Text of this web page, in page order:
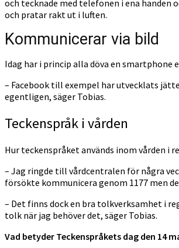
och tecknade med telefonen i ena handen
och pratar rakt ut i luften.
Kommunicerar via bild
Idag har i princip alla döva en smartphone
– Facebook till exempel har utvecklats
egentligen, säger Tobias.
Teckenspråk i vården
Hur teckenspråket används inom vården i
– Jag ringde till vårdcentralen för några
försökte kommunicera genom 1177 men
– Det finns dock en bra tolkverksamhet i
tolk när jag behöver det, säger Tobias.
Vad betyder Teckenspråkets dag den 14